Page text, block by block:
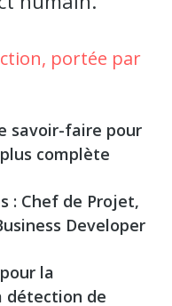
portée par
savoir-faire pour
complète
: Chef de Projet,
Developer
la
détection de